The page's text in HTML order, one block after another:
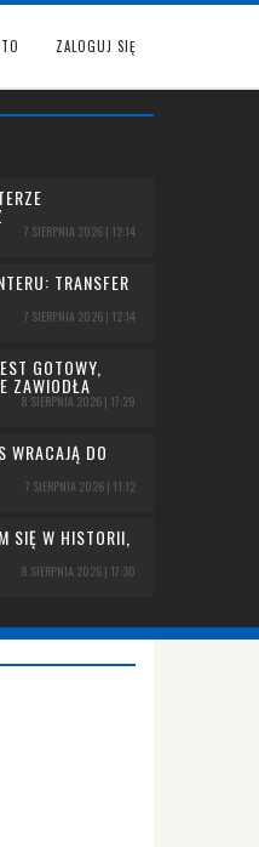
ZALOGUJ SIĘ
7 SIERPNIA 2026 | 12:14
TRANSFER
7 SIERPNIA 2026 | 12:14
GOTOWY,
ZAWIODŁA
8 SIERPNIA 2026 | 17:29
WRACAJĄ DO
7 SIERPNIA 2026 | 11:12
SIĘ W HISTORII,
8 SIERPNIA 2026 | 17:30